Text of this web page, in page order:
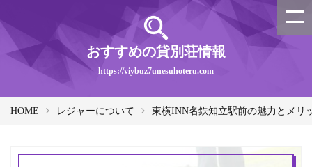
おすすめの貸別荘情報
https://viybuz7unesuhoteru.com
HOME レジャーについて 東横INN名鉄知立駅前の魅力とメリ